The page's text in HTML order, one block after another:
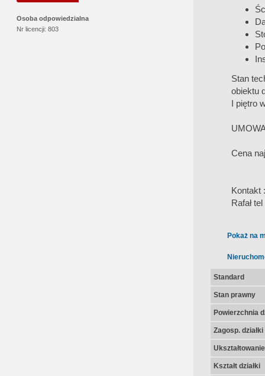
Osoba odpowiedzialna
Nr licencji: 803
Stan
obiektu
I piętro
Cena
Kontakt :
Rafał
Pokaż na
Standard
Stan prawny
Powierzchnia
Zagosp. działki
Kształt działki